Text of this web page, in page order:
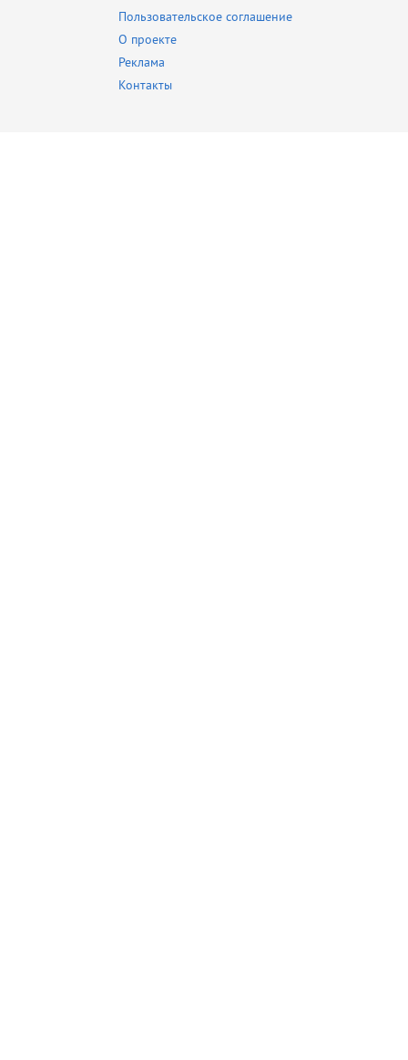
Пользовательское соглашение
О проекте
Реклама
Контакты